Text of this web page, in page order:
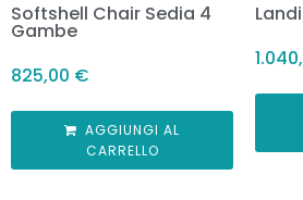
Softshell Chair Sedia 4
Gambe
825,00 €
AGGIUNGI AL
CARRELLO